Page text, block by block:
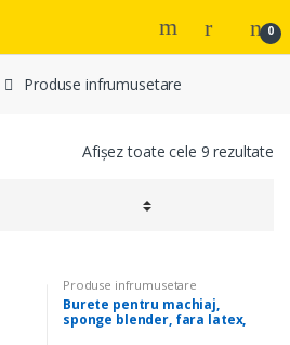
0
Produse infrumusetare
Afișez toate cele 9 rezultate
Produse infrumusetare
Burete pentru machiaj,
sponge blender, fara latex,